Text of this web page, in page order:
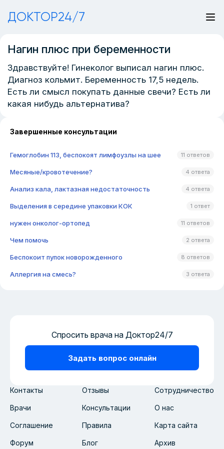
ДОКТОР24/7
Нагин плюс при беременности
Здравствуйте! Гинеколог выписал нагин плюс.
Диагноз кольмит. Беременность 17,5 недель.
Есть ли смысл покупать данные свечи? Есть ли
какая нибудь альтернатива?
Завершенные консультации
Гемоглобин 113, беспокоят лимфоузлы на шее 11 ответов
Месяные/кровотечение? 4 ответа
Анализ кала, лактазная недостаточность 4 ответа
Выделения в середине упаковки КОК 1 ответ
нужен онколог-ортопед 11 ответов
Чем помочь 2 ответа
Беспокоит пупок новорожденного 8 ответов
Аллергия на смесь? 3 ответа
Контакты Отзывы Сотрудничество
Врачи Консультации О нас
Соглашение Правила Карта сайта
Форум Блог Архив
Спросить врача на Доктор24/7
Задать вопрос онлайн